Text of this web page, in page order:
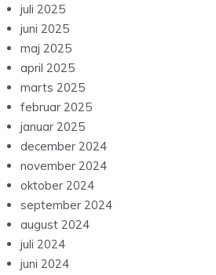
juli 2025
juni 2025
maj 2025
april 2025
marts 2025
februar 2025
januar 2025
december 2024
november 2024
oktober 2024
september 2024
august 2024
juli 2024
juni 2024